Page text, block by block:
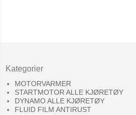
Kategorier
MOTORVARMER
STARTMOTOR ALLE KJØRETØY
DYNAMO ALLE KJØRETØY
FLUID FILM ANTIRUST